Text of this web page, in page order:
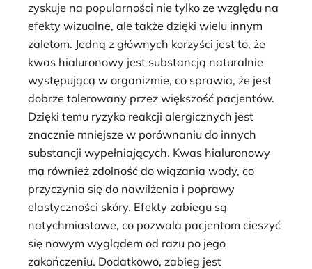
zyskuje na popularności nie tylko ze względu na
efekty wizualne, ale także dzięki wielu innym
zaletom. Jedną z głównych korzyści jest to, że
kwas hialuronowy jest substancją naturalnie
występującą w organizmie, co sprawia, że jest
dobrze tolerowany przez większość pacjentów.
Dzięki temu ryzyko reakcji alergicznych jest
znacznie mniejsze w porównaniu do innych
substancji wypełniających. Kwas hialuronowy
ma również zdolność do wiązania wody, co
przyczynia się do nawilżenia i poprawy
elastyczności skóry. Efekty zabiegu są
natychmiastowe, co pozwala pacjentom cieszyć
się nowym wyglądem od razu po jego
zakończeniu. Dodatkowo, zabieg jest